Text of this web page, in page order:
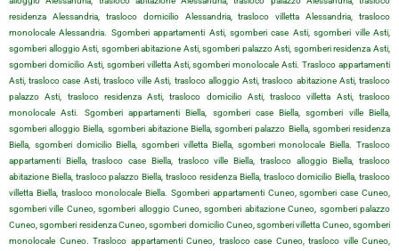
residenza Alessandria, trasloco domicilio Alessandria, trasloco villetta Alessandria, trasloco
monolocale Alessandria. Sgomberi appartamenti Asti, sgomberi case Asti, sgomberi ville Asti,
sgomberi alloggio Asti, sgomberi abitazione Asti, sgomberi palazzo Asti, sgomberi residenza Asti,
sgomberi domicilio Asti, sgomberi villetta Asti, sgomberi monolocale Asti. Trasloco appartamenti
Asti, trasloco case Asti, trasloco ville Asti, trasloco alloggio Asti, trasloco abitazione Asti, trasloco
palazzo Asti, trasloco residenza Asti, trasloco domicilio Asti, trasloco villetta Asti, trasloco
monolocale Asti. Sgomberi appartamenti Biella, sgomberi case Biella, sgomberi ville Biella,
sgomberi alloggio Biella, sgomberi abitazione Biella, sgomberi palazzo Biella, sgomberi residenza
Biella, sgomberi domicilio Biella, sgomberi villetta Biella, sgomberi monolocale Biella. Trasloco
appartamenti Biella, trasloco case Biella, trasloco ville Biella, trasloco alloggio Biella, trasloco
abitazione Biella, trasloco palazzo Biella, trasloco residenza Biella, trasloco domicilio Biella, trasloco
villetta Biella, trasloco monolocale Biella. Sgomberi appartamenti Cuneo, sgomberi case Cuneo,
sgomberi ville Cuneo, sgomberi alloggio Cuneo, sgomberi abitazione Cuneo, sgomberi palazzo
Cuneo, sgomberi residenza Cuneo, sgomberi domicilio Cuneo, sgomberi villetta Cuneo, sgomberi
monolocale Cuneo. Trasloco appartamenti Cuneo, trasloco case Cuneo, trasloco ville Cuneo,